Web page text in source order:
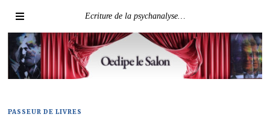
Ecriture de la psychanalyse…
PASSEUR DE LIVRES